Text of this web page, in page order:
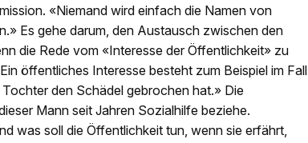
«Niemand wird einfach die Namen von
Es gehe darum, den Austausch zwischen den
die Rede vom «Interesse der Öffentlichkeit» zu
öffentliches Interesse besteht zum Beispiel im Fall
den Schädel ge­brochen hat.» Die
Mann seit Jahren Sozialhilfe beziehe.
was soll die Öffentlichkeit tun, wenn sie erfährt,